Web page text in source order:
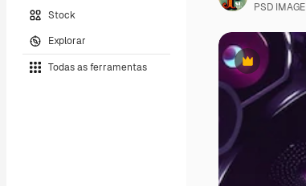
Stock
Explorar
Todas as ferramentas Premium
PSD IMAGE